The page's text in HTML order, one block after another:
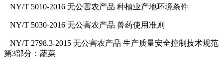
NY/T 5010-2016 无公害农产品 种植业产地环境条件
NY/T 5030-2016 无公害农产品 兽药使用准则
NY/T 2798.3-2015 无公害农产品 生产质量安全控制技术规范
第3部分：蔬菜